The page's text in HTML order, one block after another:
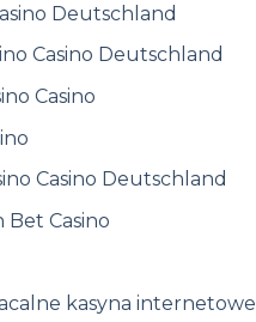
Deutschland
Casino Deutschland
Casino
Casino Deutschland
Bet Casino
kasyna internetowe